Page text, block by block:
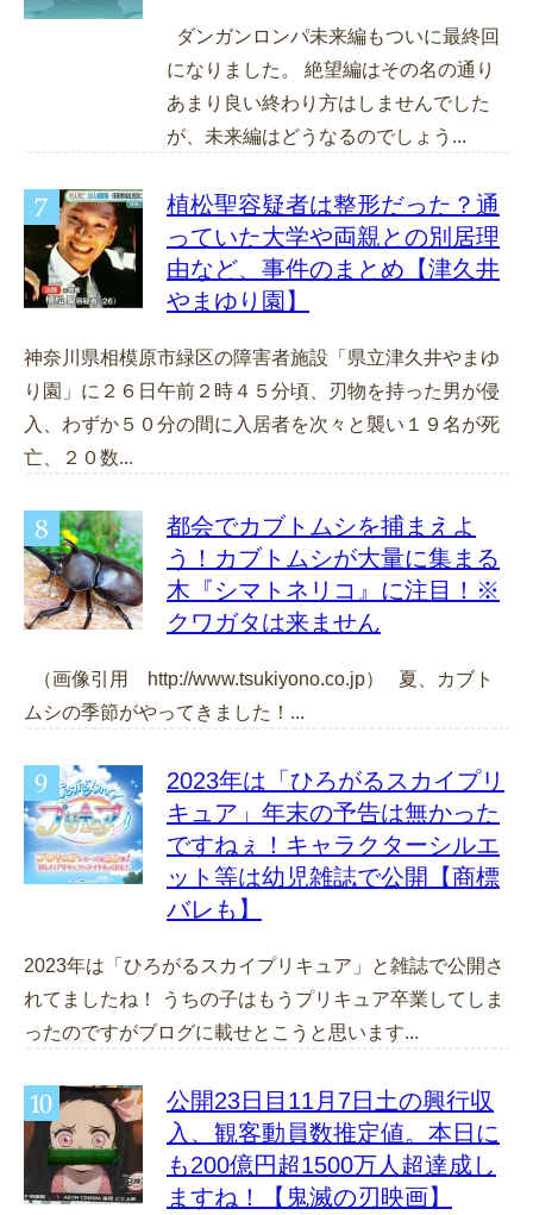
ダンガンロンパ未来編もついに最終回
になりました。 絶望編はその名の通り
あまり良い終わり方はしませんでした
が、未来編はどうなるのでしょう...
植松聖容疑者は整形だった？通
っていた大学や両親との別居理
由など、事件のまとめ【津久井
やまゆり園】
神奈川県相模原市緑区の障害者施設「県立津久井やまゆ
り園」に２６日午前２時４５分頃、刃物を持った男が侵
入、わずか５０分の間に入居者を次々と襲い１９名が死
亡、２０数...
都会でカブトムシを捕まえよ
う！カブトムシが大量に集まる
木『シマトネリコ』に注目！※
クワガタは来ません
（画像引用 http://www.tsukiyono.co.jp） 夏、カブト
ムシの季節がやってきました！...
2023年は「ひろがるスカイプリ
キュア」年末の予告は無かった
ですねぇ！キャラクターシルエ
ット等は幼児雑誌で公開【商標
バレも】
2023年は「ひろがるスカイプリキュア」と雑誌で公開さ
れてましたね！ うちの子はもうプリキュア卒業してしま
ったのですがブログに載せとこうと思います...
公開23日目11月7日土の興行収
入、観客動員数推定値。本日に
も200億円超1500万人超達成し
ますね！【鬼滅の刃映画】